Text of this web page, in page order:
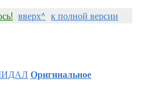
вверх^ к полной версии
Оригинальное